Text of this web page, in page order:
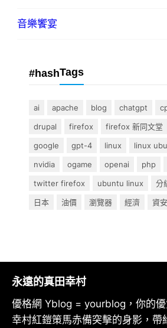
音樂饗宴
#hashTags
ai apache blog chatgpt
drupal
firefox firefox 新同文堂
google
gpt-4 linux linux
nvidia
ogame openai php
twitter firefox
ubuntu linux 分
日本
油價 瀏覽器 經濟 資安
永遠的真田幸村
優格網 Yblog = yourblog，你的
幸村紅鎧策馬赤備突擊的身影，帶